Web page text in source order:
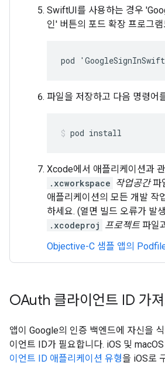
SwiftUI를 사용하는 경우
인' 버튼의 포드 확장 프로그
pod
파일을 저장하고 다음 명령어
pod install
Xcode에서 애플리케이션과
.xcworkspace 작업공간파
애플리케이션의 모든 개발 작
하세요. (열면 빌드 오류가 발
.xcodeproj 프로젝트파일
Objective-C 샘플 앱의
OAuth 클라이언트 ID 가져
앱이 Google의 인증 백엔드에 자신을
이언트 ID가 필요합니다. iOS 및
이언트 ID 애플리케이션 유형을 iOS로